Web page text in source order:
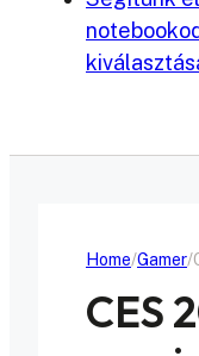
Home Gamer
CES